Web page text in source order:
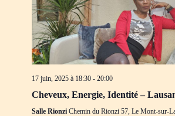
17 juin, 2025 à 18:30 - 20:00
Cheveux, Energie, Identité –
Salle Rionzi Chemin du Rionzi 57, Le Mont-sur-